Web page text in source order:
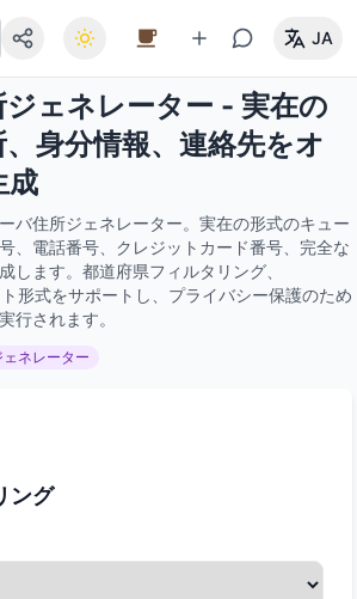
JA
ェネレーター - 実在の
身分情報、連絡先をオ
成
バ住所ジェネレーター。実在の形式のキュー
、電話番号、クレジットカード番号、完全な
します。都道府県フィルタリング、
形式をサポートし、プライバシー保護のため
行されます。
ェネレーター
ング